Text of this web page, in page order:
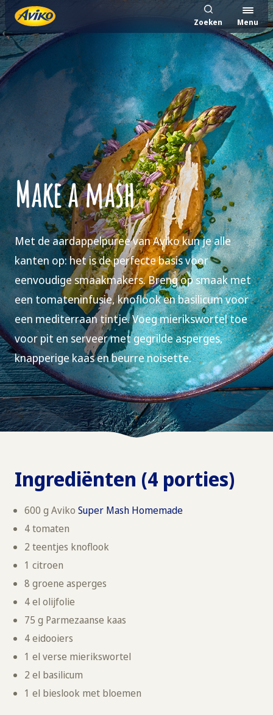
Zoeken Menu
Make a mash
Met de aardappelpuree van Aviko kun je alle
kanten op: het is de perfecte basis voor
eenvoudige smaakmakers. Breng op smaak met
een tomateninfusie, knoflook en basilicum voor
een mediterraan tintje. Voeg mierikswortel toe
voor pit en serveer met gegrilde asperges,
knapperige kaas en beurre noisette.
Ingrediënten (4 porties)
600 g Aviko Super Mash Homemade
4 tomaten
2 teentjes knoflook
1 citroen
8 groene asperges
4 el olijfolie
75 g Parmezaanse kaas
4 eidooiers
1 el verse mierikswortel
2 el basilicum
1 el bieslook met bloemen